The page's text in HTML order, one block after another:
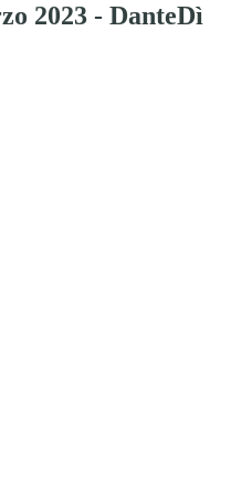
2023 - DanteDì